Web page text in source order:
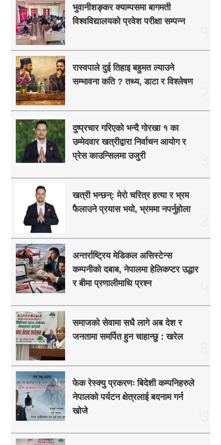
भुवानीशङ्कर क्याम्पसमा बागमती
विश्वविद्यालयको प्रवेश परीक्षा सम्पन्न
रास्वपाले दुई तिहाइ बहुमत ल्याउने
सम्भावना कति ? तथ्य, डाटा र विश्लेषण
दुष्प्रचार गरिएको भन्दै गोरखा १ का
उम्मेदवार खत्रीद्वारा निर्वाचन आयोग र
प्रेस काउन्सिलमा उजुरी
खत्री भन्छन्: मेरो चरित्र हत्या र भ्रम
फैलाउने प्रयास भयो, भ्रममा नपर्नुहोला
अन्तर्राष्ट्रिय मेडिकल असिस्टेन्स
कम्पनीको दबाब, नेपालमा हेलिकप्टर उद्धार
र बीमा प्रणालीमाथि प्रश्न
समाजको सेवामा सधै लागे अब देश र
जनतामा समर्पित हुन चाहान्छु : खरेल
फेक रेस्क्यु प्रकरणः बिदेशी कम्पनिहरुले
नेपालको पर्यटन क्षेत्रलाई बदनाम गर्न
खोजे